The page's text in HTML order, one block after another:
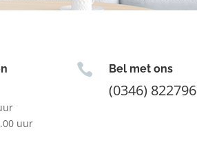
uur
 Bel met ons
(0346) 822796